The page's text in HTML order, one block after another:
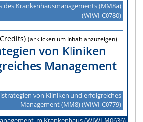
des Krankenhausmanagements (MM8a)
(WIWI‑C0780)
von Kliniken
Management
von Kliniken und erfolgreiches
Management (MM8) (WIWI‑C0779)
im Krankenhaus (WIWI‑M0636)